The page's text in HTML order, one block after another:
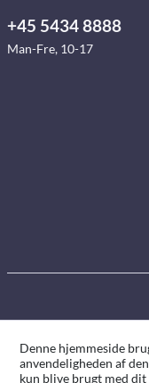
+45 5434 8888
Man-Fre, 10-17
Denne hjemmeside
anvendeligheden af
kun blive brugt med dit